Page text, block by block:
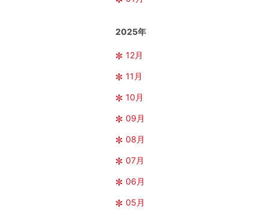
2025年
12月
11月
10月
09月
08月
07月
06月
05月